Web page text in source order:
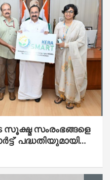
സംരംഭങ്ങളെ
പദ്ധതിയുമായി
പ്രകാശനം